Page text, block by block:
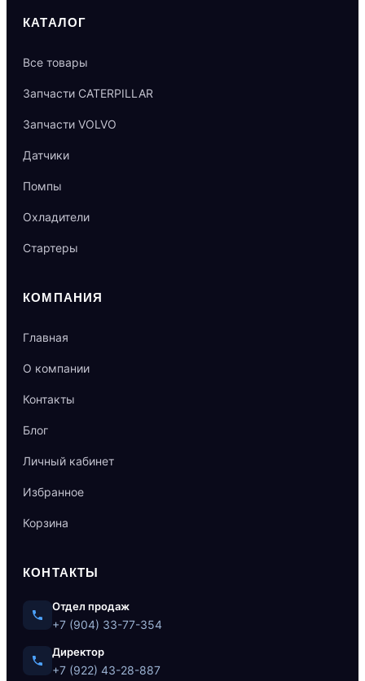
КАТАЛОГ
Все товары
Запчасти CATERPILLAR
Запчасти VOLVO
Датчики
Помпы
Охладители
Стартеры
КОМПАНИЯ
Главная
О компании
Контакты
Блог
Личный кабинет
Избранное
Корзина
КОНТАКТЫ
Отдел продаж
+7 (904) 33-77-354
Директор
+7 (922) 43-28-887